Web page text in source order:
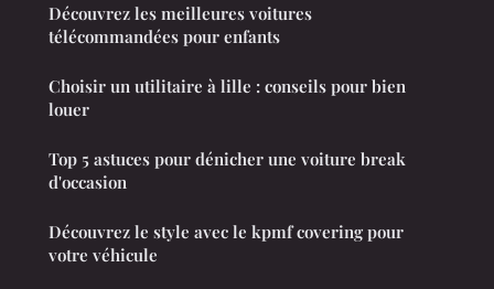
Découvrez les meilleures voitures
télécommandées pour enfants
Choisir un utilitaire à lille : conseils pour bien
louer
Top 5 astuces pour dénicher une voiture break
d'occasion
Découvrez le style avec le kpmf covering pour
votre véhicule